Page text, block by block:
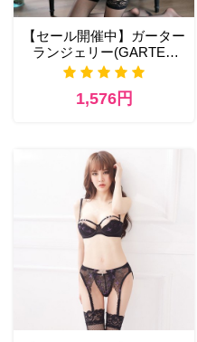
【セール開催中】ガーター
ランジェリー(GARTER
LINGERIE) セクシー コス
1,576円